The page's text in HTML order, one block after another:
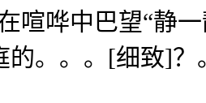
喧哗中巴望“静
。。。[细致]？